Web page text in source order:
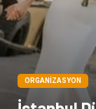
ORGANIZASYON